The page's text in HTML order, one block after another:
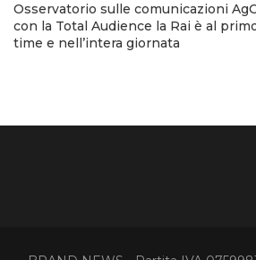
Osservatorio sulle comunicazioni
con la Total Audience la Rai è al
time e nell’intera giornata